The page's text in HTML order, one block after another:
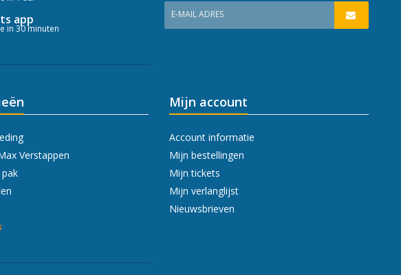
app
in 30 minuten
E-MAIL ADRES
Verstappen
Mijn account
Account informatie
Mijn bestellingen
Mijn tickets
Mijn verlanglijst
Nieuwsbrieven